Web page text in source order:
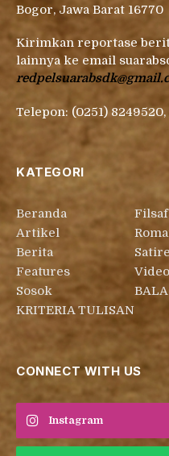
Bogor, Jawa Barat 16770
Kirimkan reportase
lainnya ke email
Telepon: (0251)
KATEGORI
Beranda
Artikel
Berita
Features
Sosok
KRITERIA TULISAN
Satire
Video
CONNECT WITH US
Instagram